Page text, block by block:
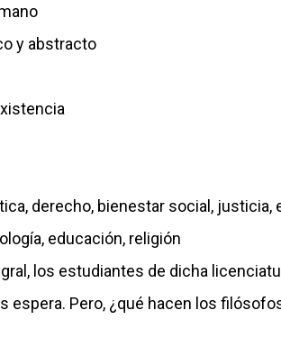
y abstracto
derecho, bienestar social, justicia,
educación, religión
los estudiantes de dicha
espera. Pero, ¿qué hacen los